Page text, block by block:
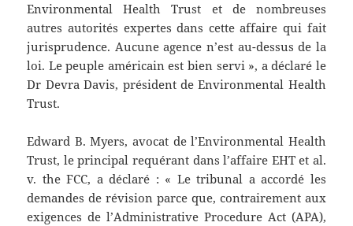
Environmental Health Trust et de nombreuses
autres autorités expertes dans cette affaire qui fait
jurisprudence. Aucune agence n’est au-dessus de la
loi. Le peuple américain est bien servi », a déclaré le
Dr Devra Davis, président de Environmental Health
Trust.
Edward B. Myers, avocat de l’Environmental Health
Trust, le principal requérant dans l’affaire EHT et al.
v. the FCC, a déclaré : « Le tribunal a accordé les
demandes de révision parce que, contrairement aux
exigences de l’Administrative Procedure Act (APA),